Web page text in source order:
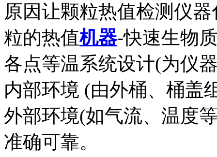
原因让颗粒热值检测仪
粒的热值机器-快速生物
各点等温系统设计(为仪
内部环境 (由外桶、桶盖
外部环境(如气流、温度
准确可靠。